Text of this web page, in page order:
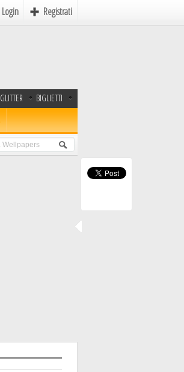
Login Registrati
Icone
Scrivere
GLITTER BIGLIETTI